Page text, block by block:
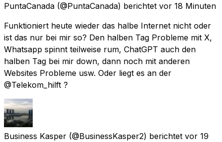
PuntaCanada (@PuntaCanada) berichtet vor 18 Minuten
Funktioniert heute wieder das halbe Internet nicht oder
ist das nur bei mir so? Den halben Tag Probleme mit X,
Whatsapp spinnt teilweise rum, ChatGPT auch den
halben Tag bei mir down, dann noch mit anderen
Websites Probleme usw. Oder liegt es an der
@Telekom_hilft ?
Business Kasper (@BusinessKasper2) berichtet vor 19